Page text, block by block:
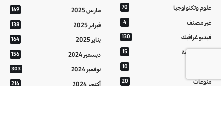
علوم وتكنولوجيا 70
غير مصنف 4
فيديو غرافيك 130
معالم عراقية 15
10
منوعات 20
مارس 2025 169
فبراير 2025 138
يناير 2025 164
ديسمبر 2024 156
نوفمبر 2024 303
أكتوبر 2024 214